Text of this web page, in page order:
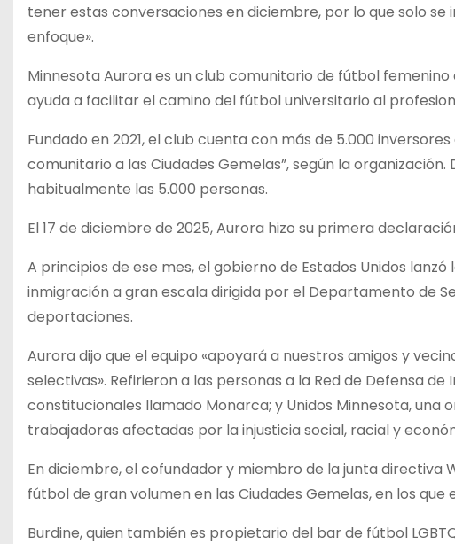
tener estas conversaciones en diciembre, por lo que solo
enfoque».
Minnesota Aurora es un club comunitario de fútbol femenino
ayuda a facilitar el camino del fútbol universitario al
Fundado en 2021, el club cuenta con más de 5.000
comunitario a las Ciudades Gemelas”, según la
habitualmente las 5.000 personas.
El 17 de diciembre de 2025, Aurora hizo su primera
A principios de ese mes, el gobierno de Estados Unidos
inmigración a gran escala dirigida por el Departamento de
deportaciones.
Aurora dijo que el equipo «apoyará a nuestros amigos y
selectivas». Refirieron a las personas a la Red de Defensa
constitucionales llamado Monarca; y Unidos Minnesota,
trabajadoras afectadas por la injusticia social, racial y
En diciembre, el cofundador y miembro de la junta directiva
fútbol de gran volumen en las Ciudades Gemelas, en los
Burdine, quien también es propietario del bar de fútbol